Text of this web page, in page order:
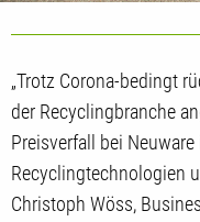
„Trotz Corona-bedingt
der Recyclingbranche
Preisverfall bei
Recyclingtechnologien
Christoph Wöss,